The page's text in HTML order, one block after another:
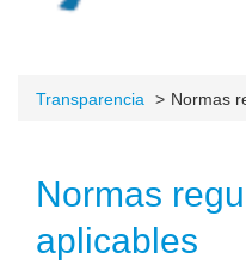
Transparencia Normas
Normas
aplicables